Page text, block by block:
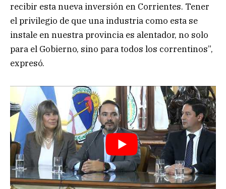
recibir esta nueva inversión en Corrientes. Tener
el privilegio de que una industria como esta se
instale en nuestra provincia es alentador, no solo
para el Gobierno, sino para todos los correntinos”,
expresó.